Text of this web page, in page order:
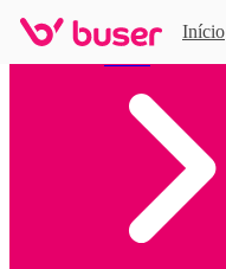
Início